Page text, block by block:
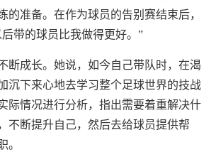
的准备。在作为球员的告别赛结束后，
带的球员比我做得更好。”
断成长。她说，如今自己带队时，在渴
沉下来心地去学习整个足球世界的技战
际情况进行分析，指出需要着重解决什
不断提升自己，然后去给球员提供帮
。